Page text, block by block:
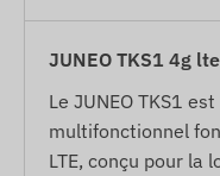
JUNEO TKS1 4g
Le JUNEO TKS1
multifonctionnel
LTE, conçu pour la